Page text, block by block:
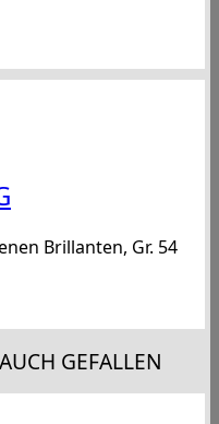
Brillanten, Gr. 54
GEFALLEN